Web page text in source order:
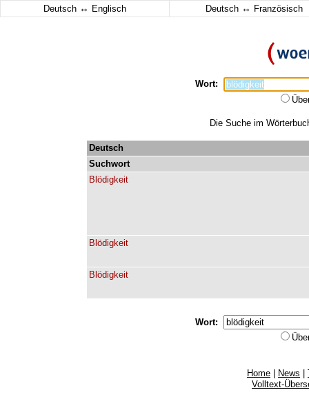
Deutsch ↔ Englisch Deutsch ↔ Französisch
Wort:
Die Suche im
Deutsch
Suchwort
Blödigkeit
Blödigkeit
Blödigkeit
Wort:
Home News
Volltext-